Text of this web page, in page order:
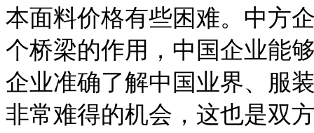
本面料价格有些困难。中方
个桥梁的作用，中国企业能
企业准确了解中国业界、服
非常难得的机会，这也是双